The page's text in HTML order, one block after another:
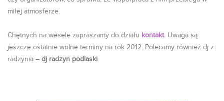
miłej atmosferze.
Chętnych na wesele zapraszamy do działu kontakt. Uwaga są
jeszcze ostatnie wolne terminy na rok 2012. Polecamy również dj z
radzynia – dj radzyn podlaski